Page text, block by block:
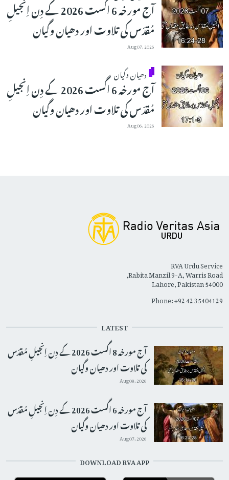
آج مورخہ 6 اگست 2026 کے دِن اِنجیلِ
مُقدّس کی تلاوت اور دھیان وگیان
Aug 07, 2026
دھیان وگیان
آج مورخہ 6 اگست 2026 کے دِن اِنجیلِ
مُقدّس کی تلاوت اور دھیان وگیان
Aug 06, 2026
RVA Urdu Service
Rabita Manzil 9-A, Warris Road,
Lahore, Pakistan 54000
Phone: +92 42 35404129
LATEST
آج مورخہ 8 اگست 2026 کے دِن اِنجیلِ مُقدّس
کی تلاوت اور دھیان وگیان
Aug 08, 2026
آج مورخہ 6 اگست 2026 کے دِن اِنجیلِ مُقدّس
کی تلاوت اور دھیان وگیان
Aug 07, 2026
DOWNLOAD RVA APP